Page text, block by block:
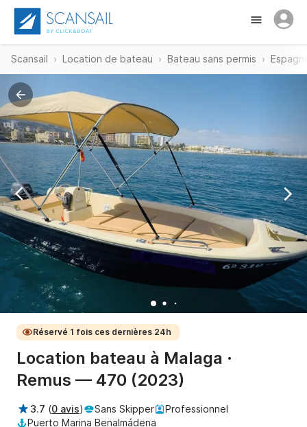
Scansail Location de bateau Bateau sans permis
Réservé 1 fois ces dernières 24h
Location bateau à Malaga ·
Remus — 470 (2023)
3.7 (0 avis) Sans Skipper
Professionnel
Puerto Marina Benalmádena